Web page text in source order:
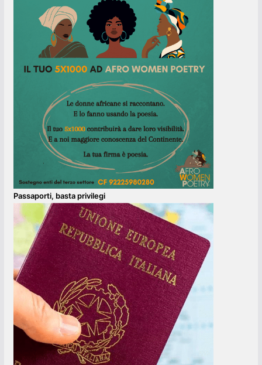
Passaporti, basta privilegi